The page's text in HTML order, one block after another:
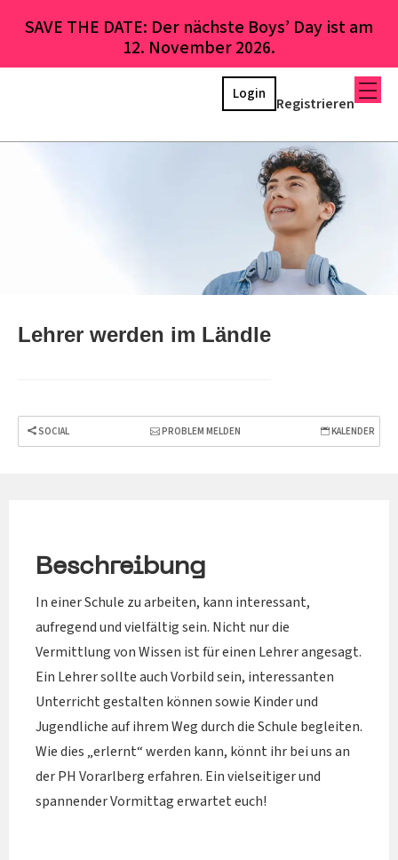
SAVE THE DATE: Der nächste Boys’ Day ist am
12. November 2026.
Registrieren
Login
Lehrer werden im Ländle
SOCIAL PROBLEM MELDEN KALENDER
Beschreibung
In einer Schule zu arbeiten, kann interessant,
aufregend und vielfältig sein. Nicht nur die
Vermittlung von Wissen ist für einen Lehrer angesagt.
Ein Lehrer sollte auch Vorbild sein, interessanten
Unterricht gestalten können sowie Kinder und
Jugendliche auf ihrem Weg durch die Schule begleiten.
Wie dies „erlernt“ werden kann, könnt ihr bei uns an
der PH Vorarlberg erfahren. Ein vielseitiger und
spannender Vormittag erwartet euch!